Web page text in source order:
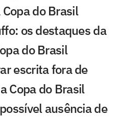
do Brasil
os destaques da
do Brasil
escrita fora de
Copa do Brasil
ausência de